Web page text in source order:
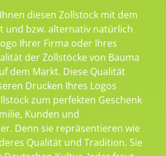
diesen Zollstock mit dem
und bzw. alternativ natürlich
Ihrer Firma oder Ihres
der Zollstöcke von Bauma
dem Markt. Diese Qualität
Drucken Ihres Logos
zum perfekten Geschenk
Kunden und
Denn sie repräsentieren wie
Qualität und Tradition. Sie